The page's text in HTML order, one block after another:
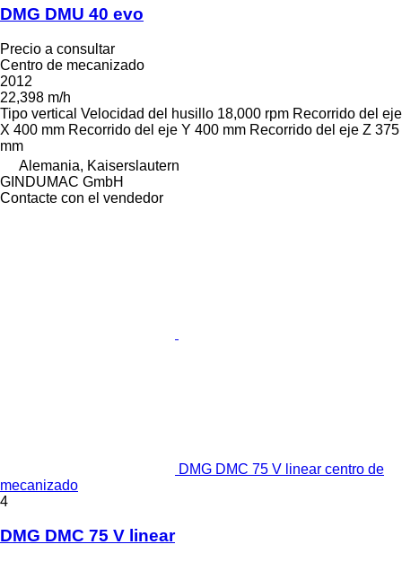
DMG DMU 40 evo
Precio a consultar
Centro de mecanizado
2012
22,398 m/h
Tipo vertical Velocidad del husillo 18,000 rpm Recorrido del eje
X 400 mm Recorrido del eje Y 400 mm Recorrido del eje Z 375
mm
Alemania, Kaiserslautern
GINDUMAC GmbH
Contacte con el vendedor
DMG DMC 75 V linear centro de
mecanizado
4
DMG DMC 75 V linear